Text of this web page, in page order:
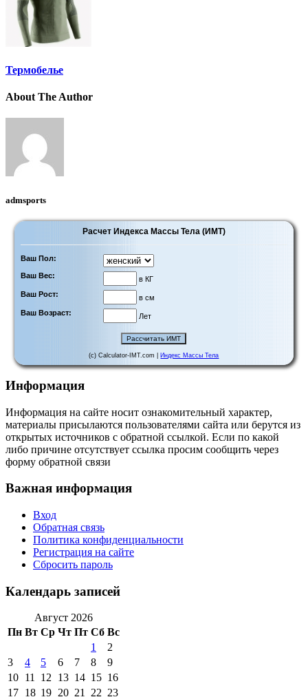
Термобелье
About The Author
admsports
Расчет Индекса Массы Тела (ИМТ)
Ваш Пол:
Ваш Вес:
в КГ
Ваш Рост:
в см
Ваш Возраст:
Лет
(c) Calculator-IMT.com | Индекс Массы Тела
Информация
Информация на сайте носит ознакомительный характер,
материалы присылаются пользователями сайта или берутся из
открытых источников с обратной ссылкой. Если по какой
либо причине отсутствует ссылка просим сообщить через
форму обратной связи
Важная информация
Вход
Обратная связь
Политика конфиденциальности
Регистрация на сайте
Сбросить пароль
Календарь записей
Август 2026
Пн Вт Ср Чт Пт Сб Вс
1
2
3
4 5 6 7 8
9
10 11 12 13 14 15 16
17 18 19 20 21 22 23